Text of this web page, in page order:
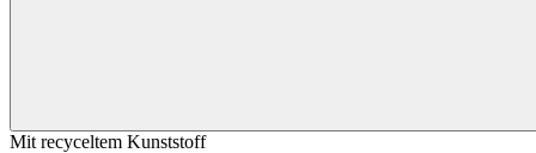
Mit recyceltem Kunststoff